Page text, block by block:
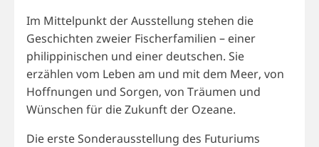
Im Mittelpunkt der Ausstellung stehen die
Geschichten zweier Fischerfamilien – einer
philippinischen und einer deutschen. Sie
erzählen vom Leben am und mit dem Meer, von
Hoffnungen und Sorgen, von Träumen und
Wünschen für die Zukunft der Ozeane.
Die erste Sonderausstellung des Futuriums